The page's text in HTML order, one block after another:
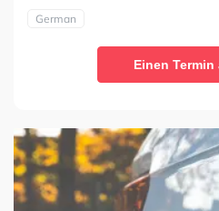
German
Einen Termin